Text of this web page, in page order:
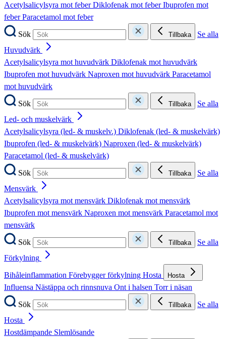
Acetylsalicylsyra mot feberDiklofenak mot feberIbuprofen mot
feberParacetamol mot feber
Sök
Tillbaka
Se alla
Huvudvärk
Acetylsalicylsyra mot huvudvärk Diklofenak mot huvudvärk
Ibuprofen mot huvudvärk Naproxen mot huvudvärk Paracetamol
mot huvudvärk
Sök
Tillbaka
Se alla
Led- och muskelvärk
Acetylsalicylsyra (led- & muskelv.) Diklofenak (led- & muskelvärk)
Ibuprofen (led- & muskelvärk) Naproxen (led- & muskelvärk)
Paracetamol (led- & muskelvärk)
Sök
Tillbaka
Se alla
Mensvärk
Acetylsalicylsyra mot mensvärk Diklofenak mot mensvärk
Ibuprofen mot mensvärk Naproxen mot mensvärk Paracetamol mot
mensvärk
Sök
Tillbaka
Se alla
Förkylning
Bihåleinflammation Förebygger förkylning Hosta Hosta
Influensa Nästäppa och rinnsnuva Ont i halsen Torr i näsan
Sök
Tillbaka
Se alla
Hosta
Hostdämpande Slemlösande